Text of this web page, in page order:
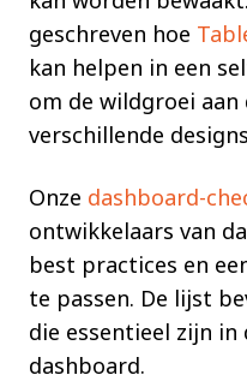
geschreven hoe
kan helpen in een
om de wildgroei aan
verschillende
Onze dashboard-
ontwikkelaars van
best practices en
te passen. De lijst
die essentieel zijn
dashboard.